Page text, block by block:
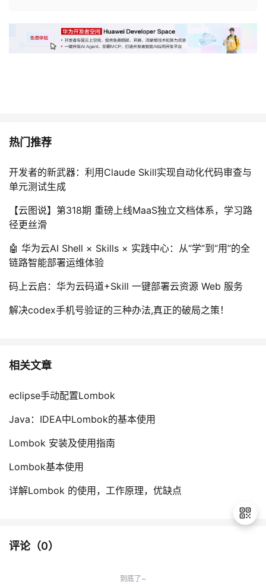
热门推荐
开发者的新武器：利用Claude Skill实现自动化代码审查与
单元测试生成
【云图说】第318期 重磅上线MaaS独立文档体系，学习路
径更丝滑
🤖 华为云AI Shell × Skills × 实践中心：从“学”到“用”的全
链路智能部署运维体验
码上云启：华为云码道+Skill 一键部署云资源 Web 服务
解决codex手机号验证的三种办法,真正的破局之策！
相关文章
eclipse手动配置Lombok
Java：IDEA中Lombok的基本使用
Lombok 安装及使用指南
Lombok基本使用
详解Lombok 的使用，工作原理，优缺点
评论（0）
到底了~